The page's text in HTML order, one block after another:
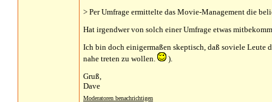
> Per Umfrage ermittelte das Movie-Management die
Hat irgendwer von solch einer Umfrage etwas
Ich bin doch einigermaßen skeptisch, daß soviele Leute
nahe treten zu wollen.
).
Gruß,
Dave
Moderatoren benachrichtigen